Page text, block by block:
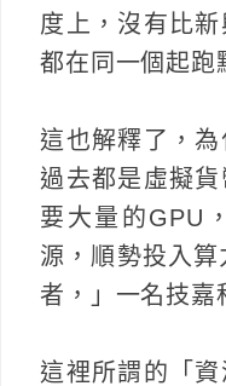
度上，沒有比
都在同一個起跑
這也解釋了，為
過去都是虛擬
要大量的GPU
源，順勢投入
者，」一名技嘉
這裡所謂的「